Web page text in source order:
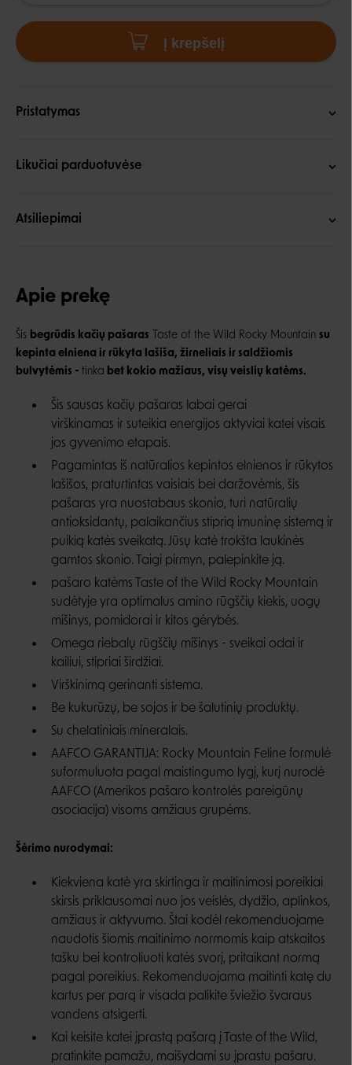
Į krepšelį
Pristatymas
Likučiai parduotuvėse
Atsiliepimai
Apie prekę
Šis begrūdis kačių pašaras Taste of the Wild Rocky Mountain su
kepinta elniena ir rūkyta lašiša, žirneliais ir saldžiomis
bulvytėmis - tinka bet kokio mažiaus, visų veislių katėms.
Šis sausas kačių pašaras labai gerai
virškinamas ir suteikia energijos aktyviai katei visais
jos gyvenimo etapais.
Pagamintas iš natūralios kepintos elnienos ir rūkytos
lašišos, praturtintas vaisiais bei daržovėmis, šis
pašaras yra nuostabaus skonio, turi natūralių
antioksidantų, palaikančius stiprią imuninę sistemą ir
puikią katės sveikatą. Jūsų katė trokšta laukinės
gamtos skonio. Taigi pirmyn, palepinkite ją.
pašaro katėms Taste of the Wild Rocky Mountain
sudėtyje yra optimalus amino rūgščių kiekis, uogų
mišinys, pomidorai ir kitos gėrybės.
Omega riebalų rūgščių mišinys - sveikai odai ir
kailiui, stipriai širdžiai.
Virškinimą gerinanti sistema.
Be kukurūzų, be sojos ir be šalutinių produktų.
Su chelatiniais mineralais.
AAFCO GARANTIJA: Rocky Mountain Feline formulė
suformuluota pagal maistingumo lygį, kurį nurodė
AAFCO (Amerikos pašaro kontrolės pareigūnų
asociacija) visoms amžiaus grupėms.
Šėrimo nurodymai:
Kiekviena katė yra skirtinga ir maitinimosi poreikiai
skirsis priklausomai nuo jos veislės, dydžio, aplinkos,
amžiaus ir aktyvumo. Štai kodėl rekomenduojame
naudotis šiomis maitinimo normomis kaip atskaitos
tašku bei kontroliuoti katės svorį, pritaikant normą
pagal poreikius. Rekomenduojama maitinti katę du
kartus per parą ir visada palikite šviežio švaraus
vandens atsigerti.
Kai keisite katei įprastą pašarą į Taste of the Wild,
pratinkite pamažu, maišydami su įprastu pašaru.